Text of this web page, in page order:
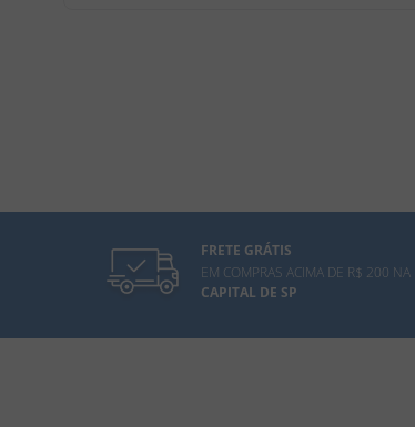
FRETE GRÁTIS
EM COMPRAS ACIMA DE R$ 200 NA
CAPITAL DE SP